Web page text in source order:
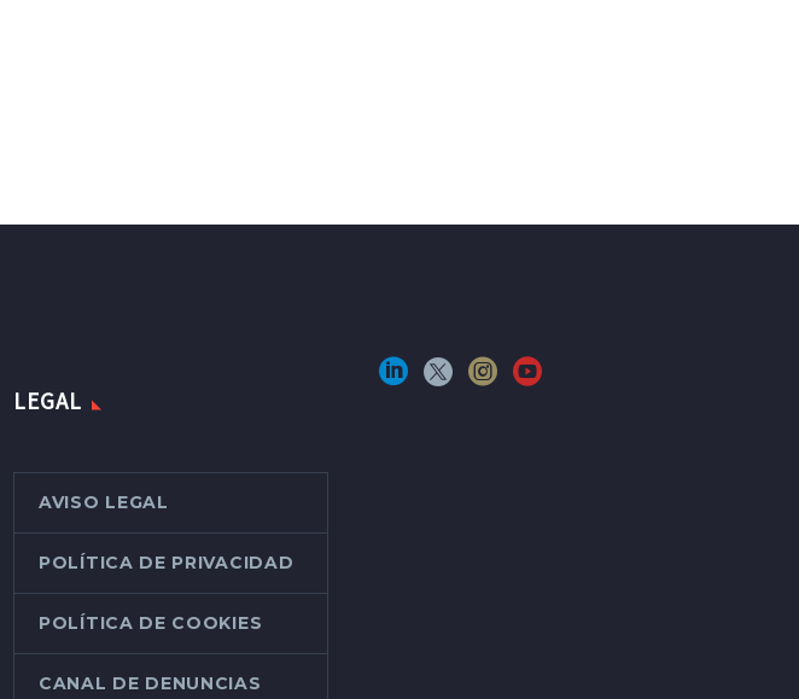
LEGAL
AVISO LEGAL
POLÍTICA DE PRIVACIDAD
POLÍTICA DE COOKIES
CANAL DE DENUNCIAS